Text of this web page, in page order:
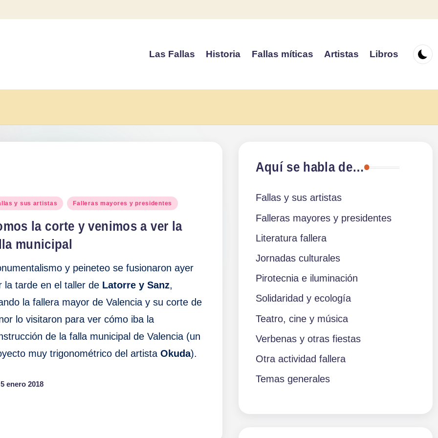
Las Fallas Historia Fallas míticas Artistas Libros
y sus artistas Falleras mayores y presidentes
la corte y venimos a ver la
municipal
y peineteo se fusionaron ayer
la tarde en el taller de Latorre y Sanz,
la fallera mayor de Valencia y su corte de
lo visitaron para ver cómo iba la
de la falla municipal de Valencia (un
muy trigonométrico del artistaOkuda).
5 enero 2018
Aquí se habla de…
Fallas y sus artistas
Falleras mayores y presidentes
Literatura fallera
Jornadas culturales
Pirotecnia e iluminación
Solidaridad y ecología
Teatro, cine y música
Verbenas y otras fiestas
Otra actividad fallera
Temas generales